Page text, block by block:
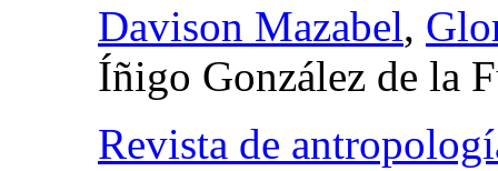
Davison Mazabel,
Íñigo González de la
Revista de